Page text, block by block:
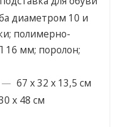
диаметром 10 и
полимерно-
мм; поролон;
— 67 х 32 х 13,5 см
х 48 см